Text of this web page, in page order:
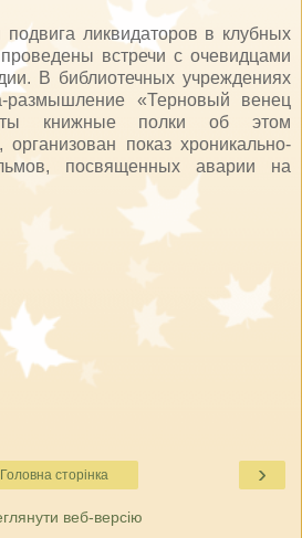
ликвидаторов в клубных
встречи с очевидцами
В библиотечных учреждениях
размышление «Терновый венец
книжные полки об этом
организован показ хроникально-
посвященных аварии на
›
Головна сторінка
веб-версію